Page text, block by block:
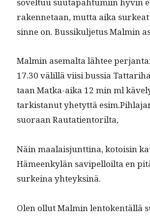
raken­netaan, mut­ta aika
sinne on. Bus­sikul­je­tus Malmin
Malmin ase­mal­ta läh­tee
17.30 välil­lä viisi bus­sia
taan Mat­ka-aika 12 min ml
tark­istanut yhetyt­tä
suo­raan Rautatientorilta,
Näin maalaisjunt­ti­na, kotoisin
Hämeenkylän savipel­loil­ta en
surkeina yhteyksinä.
Olen ollut Malmin lento­ken­täl­lä